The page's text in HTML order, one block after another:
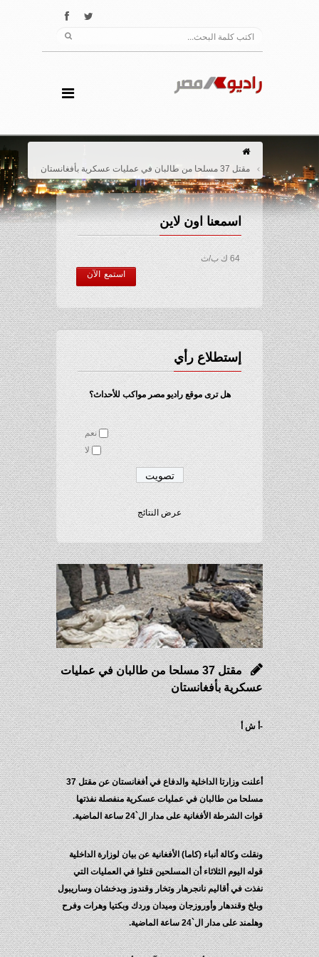
مقتل 37 مسلحا من طالبان في عمليات عسكرية بأفغانستان
اسمعنا اون لاين
64 ك ب/ث
استمع الآن
إستطلاع رأي
هل ترى موقع راديو مصر مواكب للأحداث؟
نعم
لا
عرض النتائج
مقتل 37 مسلحا من طالبان في عمليات
عسكرية بأفغانستان
-أ ش أ
أعلنت وزارتا الداخلية والدفاع في أفغانستان عن مقتل 37
مسلحا من طالبان في عمليات عسكرية منفصلة نفذتها
قوات الشرطة الأفغانية على مدار ال`24 ساعة الماضية.
ونقلت وكالة أنباء (كاما) الأفغانية عن بيان لوزارة الداخلية
قوله اليوم الثلاثاء أن المسلحين قتلوا في العمليات التي
نفذت في أقاليم نانجرهار وتخار وقندوز وبدخشان وساريبول
وبلخ وقندهار وأوروزجان وميدان وردك وبكتيا وهرات وفرح
وهلمند على مدار ال`24 ساعة الماضية.